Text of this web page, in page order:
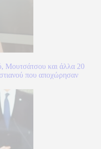
Μουτσάτσου και άλλα 20
που αποχώρησαν